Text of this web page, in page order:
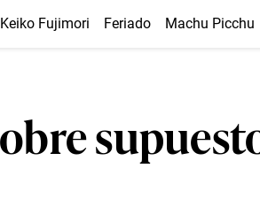
Keiko Fujimori Feriado Machu Picchu